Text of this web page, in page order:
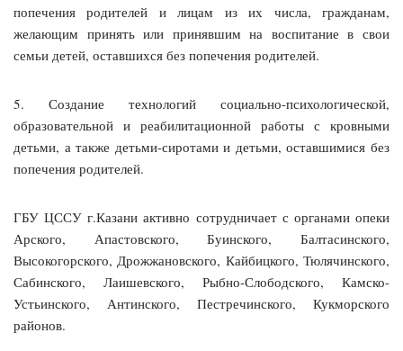
попечения родителей и лицам из их числа, гражданам,
желающим принять или принявшим на воспитание в свои
семьи детей, оставшихся без попечения родителей.
5. Создание технологий социально-психологической,
образовательной и реабилитационной работы с кровными
детьми, а также детьми-сиротами и детьми, оставшимися без
попечения родителей.
ГБУ ЦССУ г.Казани активно сотрудничает с органами опеки
Арского, Апастовского, Буинского, Балтасинского,
Высокогорского, Дрожжановского, Кайбицкого, Тюлячинского,
Сабинского, Лаишевского, Рыбно-Слободского, Камско-
Устьинского, Антинского, Пестречинского, Кукморского
районов.